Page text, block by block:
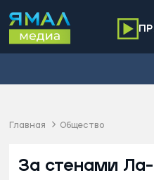
Главная Общество
За стенами